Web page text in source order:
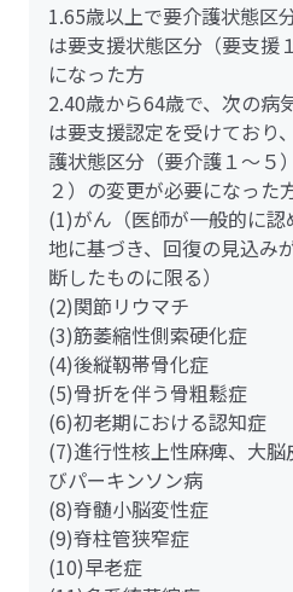
1.65歳以上で要介護状態区
は要支援状態区分（要支援
になった方
2.40歳から64歳で、次の病
は要支援認定を受けており
護状態区分（要介護１～５
２）の変更が必要になった
(1)がん（医師が一般的に
地に基づき、回復の見込み
断したものに限る）
(2)関節リウマチ
(3)筋萎縮性側索硬化症
(4)後縦靱帯骨化症
(5)骨折を伴う骨粗鬆症
(6)初老期における認知症
(7)進行性核上性麻痺、大
びパーキンソン病
(8)脊髄小脳変性症
(9)脊柱管狭窄症
(10)早老症